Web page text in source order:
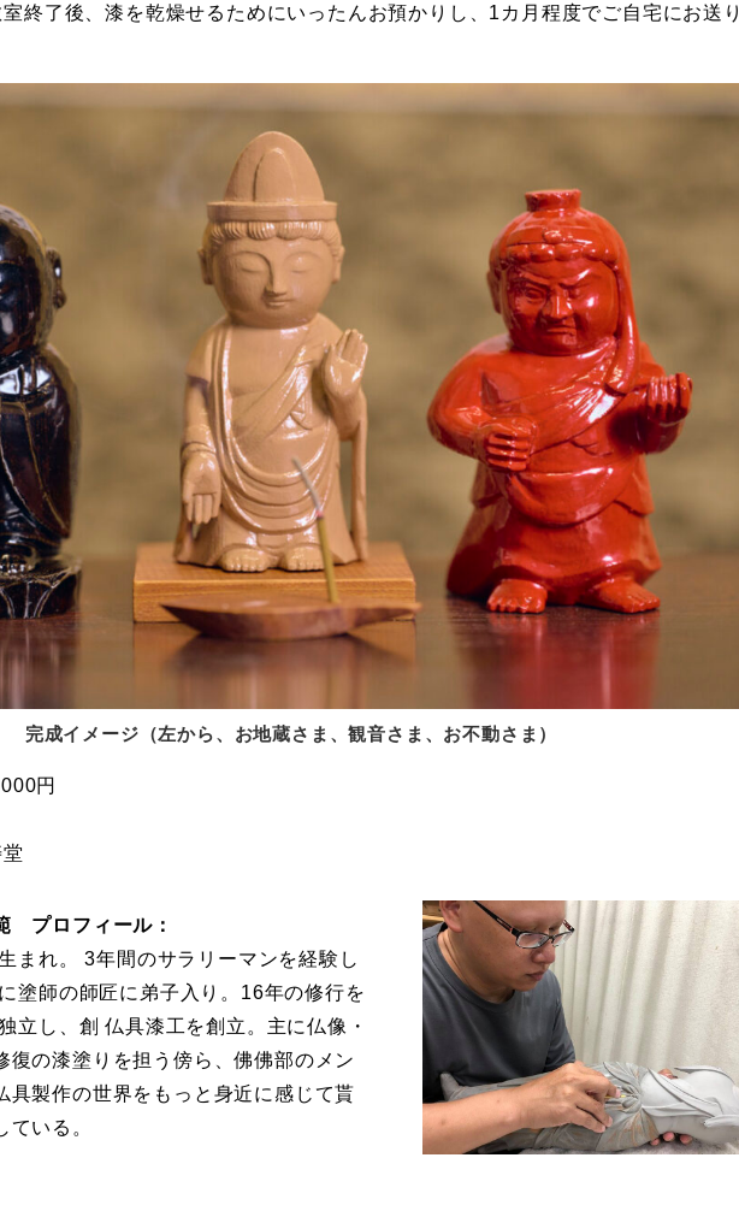
終了後、漆を乾燥せるためにいったんお預かりし、1カ月程度でご自宅にお送り
完成イメージ（左から、お地蔵さま、観音さま、お不動さま）
円
プロフィール：
まれ。 3年間のサラリーマンを経験し
塗師の師匠に弟子入り。16年の修行を
立し、創 仏具漆工を創立。主に仏像・
復の漆塗りを担う傍ら、佛佛部のメン
具製作の世界をもっと身近に感じて貰
ている。